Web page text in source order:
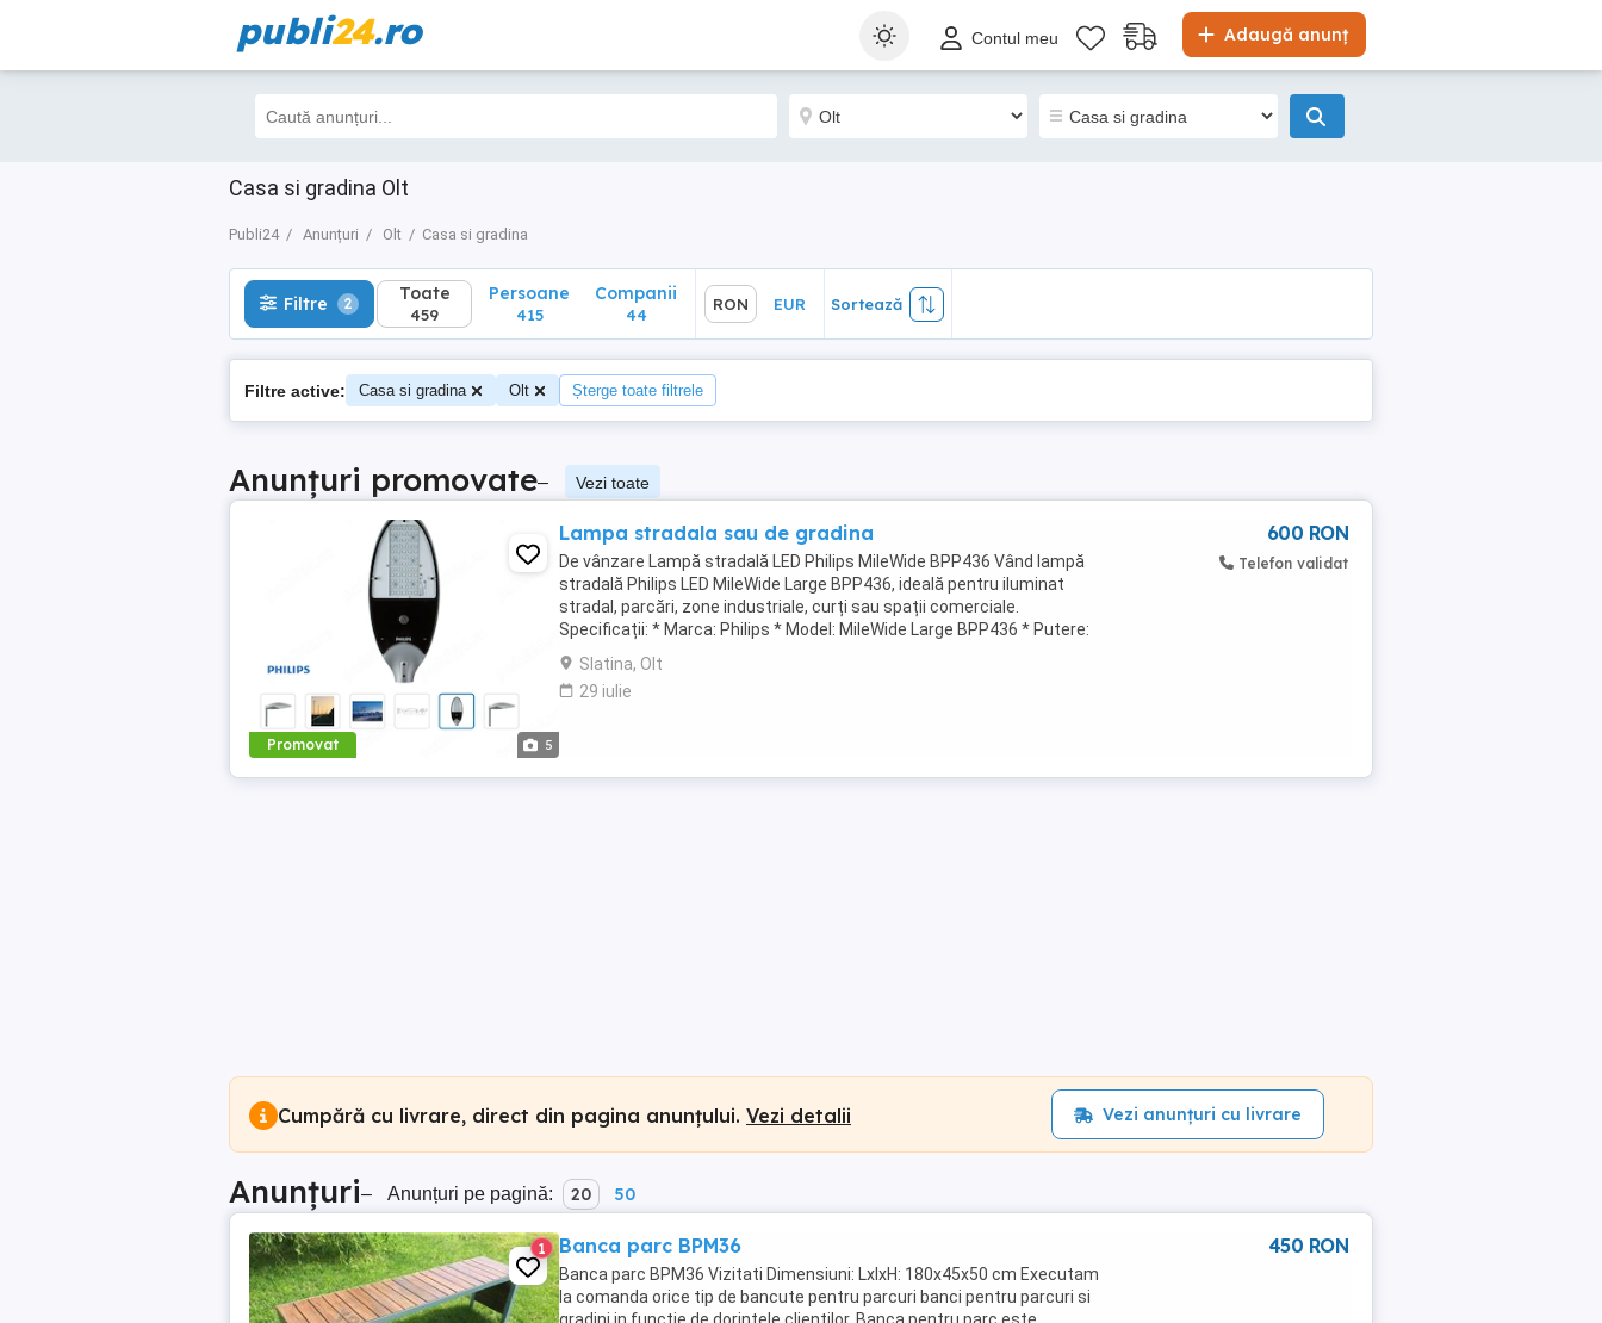
publi24.ro Adaugă anunț
Contul meu
Casa si gradina Olt
Publi24 Anunțuri Olt Casa si gradina
Filtre 2 Toate
459
Sortează
Filtre 2 Toate
459
Persoane
415
Companii
44
RON EUR Sortează
Filtre active: Casa si gradina Olt Șterge toate filtrele
Anunțuri promovate– Vezi toate
Promovat 5
Lampa stradala sau de gradina
De vânzare Lampă stradală LED Philips MileWide BPP436 Vând lampă
stradală Philips LED MileWide Large BPP436, ideală pentru iluminat
stradal, parcări, zone industriale, curți sau spații comerciale.
Specificații: * Marca: Philips * Model: MileWide Large BPP436 * Putere:
112W * Flux luminos: 15.540 ...
Slatina, Olt
29 iulie
600 RON
Telefon validat
Cumpără cu livrare, direct din pagina anunțului. Vezi detalii Vezi anunțuri cu livrare
Anunțuri– Anunțuri pe pagină: 20 50
1 Banca parc BPM36
Banca parc BPM36 Vizitati Dimensiuni: LxlxH: 180x45x50 cm Executam
la comanda orice tip de bancute pentru parcuri banci pentru parcuri si
450 RON